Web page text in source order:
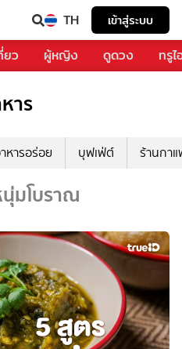
TH เข้าสู่ระบบ
ยว ผู้หญิง ดูดวง ทรู
าร
หารอร่อย บุฟเฟ่ต์ ร้านกา
มโบราณ